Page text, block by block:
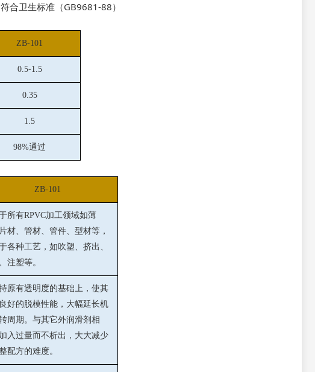
合卫生标准（GB9681-88）
ZB-101
0.5-1.5
0.35
1.5
98%通过
ZB-101
所有RPVC加工领域如薄
材、管材、管件、型材等，
各种工艺，如吹塑、挤出、
注塑等。
原有透明度的基础上，使其
好的脱模性能，大幅延长机
周期。与其它外润滑剂相
入过量而不析出，大大减少
配方的难度。